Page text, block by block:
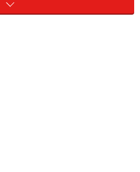
資法は優秀です。